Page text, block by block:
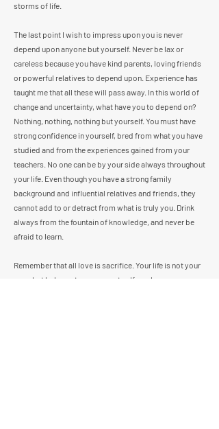
storms of life.
The last point I wish to impress upon you is never
depend upon anyone but yourself. Never be lax or
careless because you have kind parents, loving friends
or powerful relatives to depend upon. Experience has
taught me that all these will pass away. In this world of
change and uncertainty, what have you to depend on?
Nothing, nothing, nothing but yourself. You must have
strong confidence in yourself, bred from what you have
studied and from the experiences gained from your
teachers. No one can be by your side always throughout
your life. Even though you have a strong family
background and influential relatives and friends, they
cannot add to or detract from what is truly you. Drink
always from the fountain of knowledge, and never be
afraid to learn.
Remember that all love is sacrifice. Your life is not your
own, but belongs to your country. If you love your